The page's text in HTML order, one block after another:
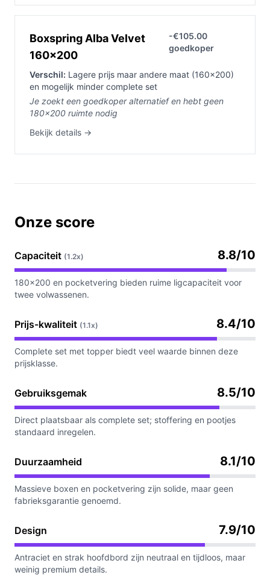
Boxspring Alba Velvet
160×200
-€105.00
goedkoper
Verschil: Lagere prijs maar andere maat (160×200)
en mogelijk minder complete set
Je zoekt een goedkoper alternatief en hebt geen
180×200 ruimte nodig
Bekijk details →
Onze score
Capaciteit (1.2x) 8.8/10
180×200 en pocketvering bieden ruime ligcapaciteit voor
twee volwassenen.
Prijs-kwaliteit (1.1x) 8.4/10
Complete set met topper biedt veel waarde binnen deze
prijsklasse.
Gebruiksgemak 8.5/10
Direct plaatsbaar als complete set; stoffering en pootjes
standaard inregelen.
Duurzaamheid 8.1/10
Massieve boxen en pocketvering zijn solide, maar geen
fabrieksgarantie genoemd.
Design 7.9/10
Antraciet en strak hoofdbord zijn neutraal en tijdloos, maar
weinig premium details.